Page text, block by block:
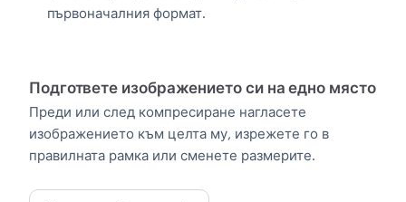
първоначалния формат.
Подгответе изображението си на едно място
Преди или след компресиране нагласете
изображението към целта му, изрежете го в
правилната рамка или сменете размерите.